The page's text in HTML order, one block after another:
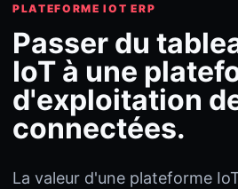
PLATEFORME IOT ERP
Passer du
IoT à une
d'exploitation
connectées.
La valeur d'une plateforme